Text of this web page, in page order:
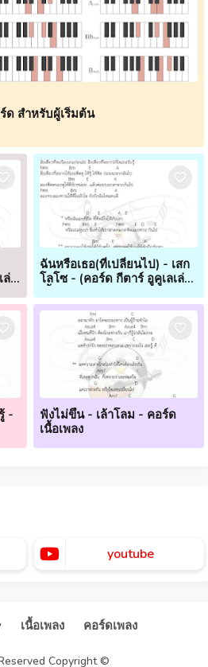
ด สำหรับผู้เริ่มต้น
ล่
ฉันหรือเธอ(ที่เปลี่ยนไป) - เสก
โลโซ - (คอร์ด กีตาร์ อูคูเลเล่
-
ฟังไม่ขึ้น - เล้าโลม - คอร์ด
เนื้อเพลง
youtube
Copyright ©
เนื้อเพลง คอร์ดเพลง